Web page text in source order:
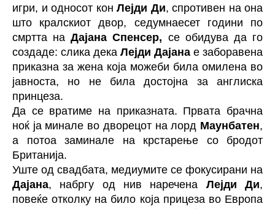
игри, и односот кон Лејди Ди, спротивен на она
што кралскиот двор, седумнаесет години по
смртта наДајана Спенсер, се обидува да го
создаде: слика дека Лејди Дајана е заборавена
приказна за жена која можеби била омилена во
јавноста, но не била достојна за англиска
принцеза.
Да се вратиме на приказната. Првата брачна
ноќ ја минале во дворецот на лорд Маунбатен,
а потоа заминале на крстарење со бродот
Британија.
Уште од свадбата, медиумите се фокусирани на
Дајана, набргу од нив наречена Лејди Ди,
повеќе отколку на било која прицеза во Европа